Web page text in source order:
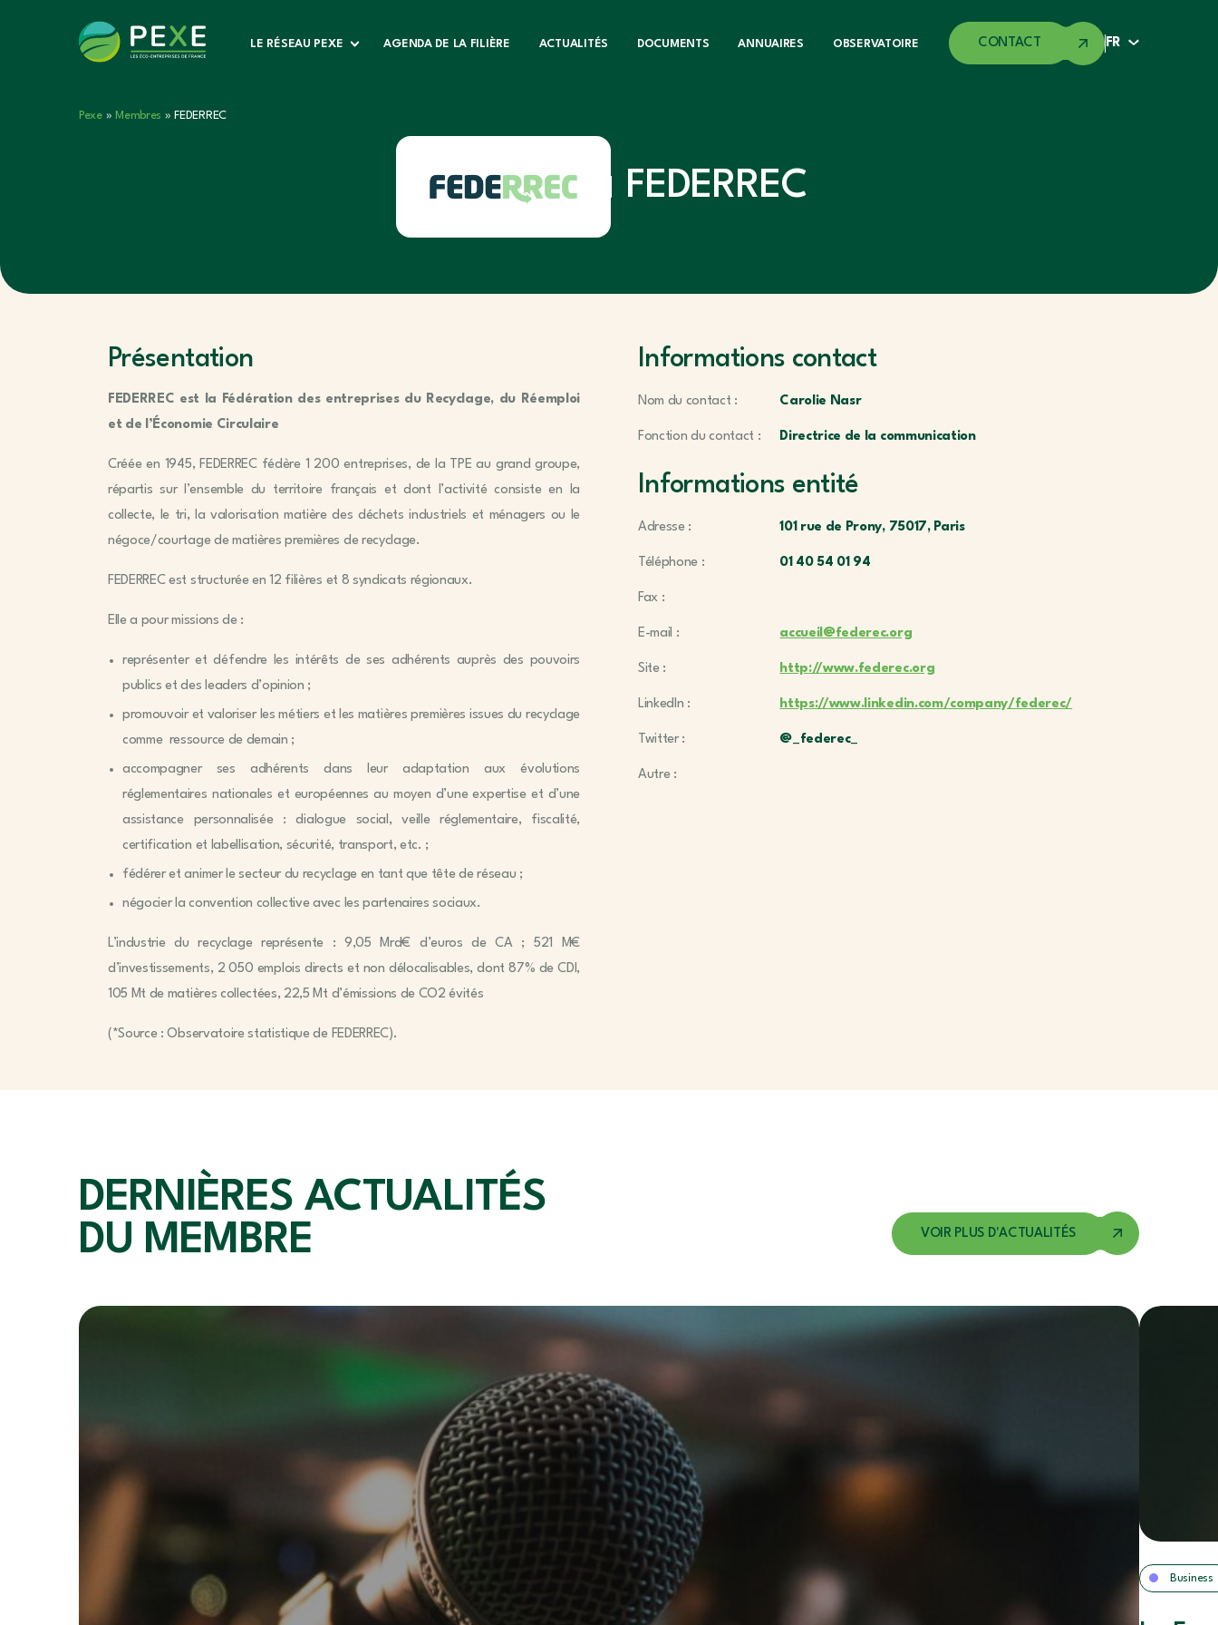
LE RÉSEAU PEXE AGENDA DE LA FILIÈRE ACTUALITÉS DOCUMENTS ANNUAIRES OBSERVATOIRE CONTACT FR
Pexe» Membres » FEDERREC
FEDERREC
Présentation
FEDERREC est la Fédération des entreprises du Recyclage, du Réemploi
et de l’Économie Circulaire
Créée en 1945, FEDERREC fédère 1 200 entreprises, de la TPE au grand groupe,
répartis sur l’ensemble du territoire français et dont l’activité consiste en la
collecte, le tri, la valorisation matière des déchets industriels et ménagers ou le
négoce/courtage de matières premières de recyclage.
FEDERREC est structurée en 12 filières et 8 syndicats régionaux.
Elle a pour missions de :
représenter et défendre les intérêts de ses adhérents auprès des pouvoirs
publics et des leaders d’opinion ;
promouvoir et valoriser les métiers et les matières premières issues du recyclage
comme ressource de demain ;
accompagner ses adhérents dans leur adaptation aux évolutions
réglementaires nationales et européennes au moyen d’une expertise et d’une
assistance personnalisée : dialogue social, veille réglementaire, fiscalité,
certification et labellisation, sécurité, transport, etc. ;
fédérer et animer le secteur du recyclage en tant que tête de réseau ;
négocier la convention collective avec les partenaires sociaux.
L’industrie du recyclage représente : 9,05 Mrd€ d’euros de CA ; 521 M€
d’investissements, 2 050 emplois directs et non délocalisables, dont 87% de CDI,
105 Mt de matières collectées, 22,5 Mt d’émissions de CO2 évités
(*Source : Observatoire statistique de FEDERREC).
Informations contact
Nom du contact : Carolie Nasr
Fonction du contact : Directrice de la communication
Informations entité
Adresse : 101 rue de Prony, 75017, Paris
Téléphone : 01 40 54 01 94
Fax :
E-mail : accueil@federec.org
Site : http://www.federec.org
LinkedIn : https://www.linkedin.com/company/federec/
Twitter : @_federec_
Autre :
DERNIÈRES ACTUALITÉS
DU MEMBRE
VOIR PLUS D'ACTUALITÉS
Business